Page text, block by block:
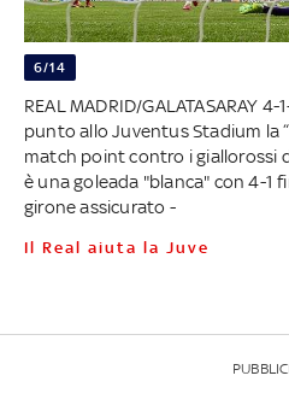
6/14
REAL MADRID/GALATASARAY
punto allo Juventus Stadium la
match point contro i giallorossi
è una goleada "blanca" con 4-1
girone assicurato -
Il Real aiuta la Juve